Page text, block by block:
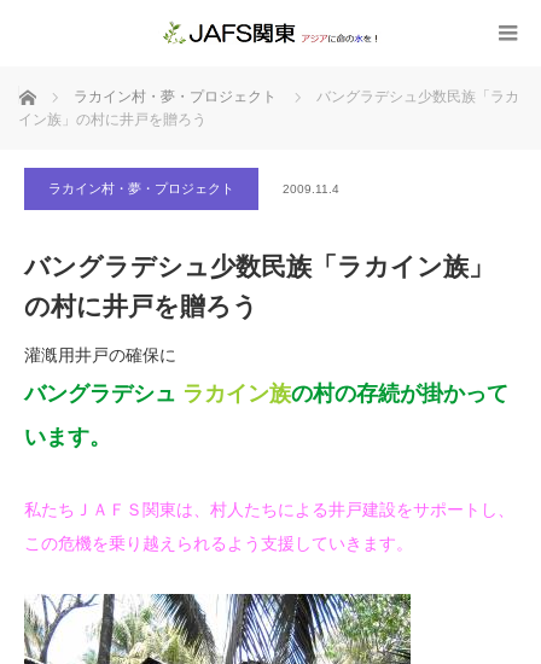
ホーム ラカイン村・夢・プロジェクト
バングラデシュ少数民族「ラカ
イン族」の村に井戸を贈ろう
ラカイン村・夢・プロジェクト 2009.11.4
バングラデシュ少数民族「ラカイン族」
の村に井戸を贈ろう
灌漑用井戸の確保に
バングラデシュ ラカイン族の村の存続が掛かって
います。
私たちＪＡＦＳ関東は、村人たちによる井戸建設をサポートし、
この危機を乗り越えられるよう支援していきます。